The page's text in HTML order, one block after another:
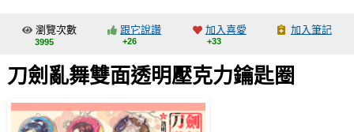
交流中心
攤位轉讓區
會員中心
瀏覽次數
3995
跟它說讚
+26
加入喜愛
+33
加入筆記
刀劍亂舞雙面透明壓克力鑰匙圈